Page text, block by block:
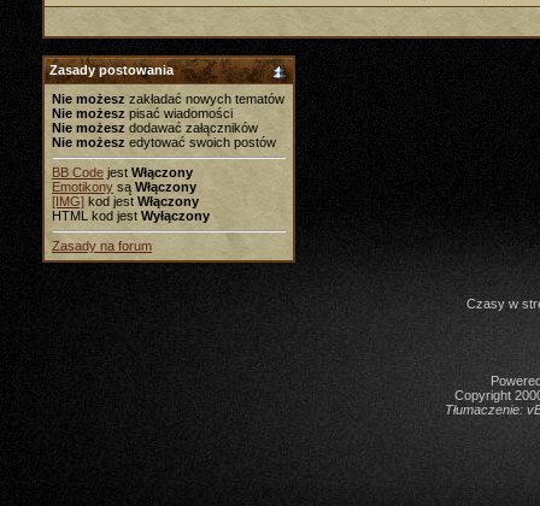
Zasady postowania
Nie możesz zakładać nowych tematów
Nie możesz pisać wiadomości
Nie możesz dodawać załączników
Nie możesz edytować swoich postów
BB Code jest Włączony
Emotikony są Włączony
[IMG] kod jest Włączony
HTML kod jest Wyłączony
Zasady na forum
Czasy w
Copyright
Tłumaczenie: